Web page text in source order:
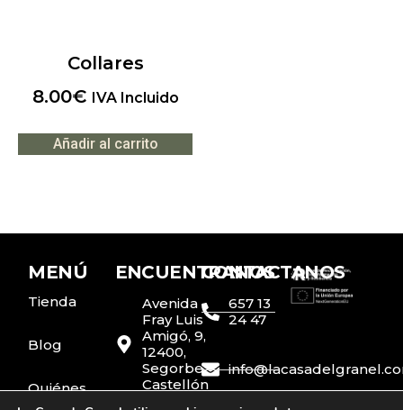
Collares
8.00€ IVA Incluido
Añadir al carrito
MENÚ
Tienda
Blog
Quiénes
somos
ENCUENTRANOS
Avenida
Fray Luis
Amigó, 9,
12400,
Segorbe,
Castellón
CONTACTANOS
657 13
24 47